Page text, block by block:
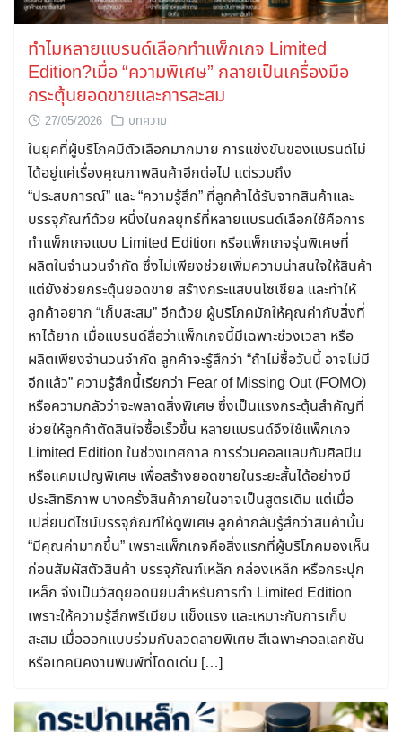
Search
for:
ทำไมหลายแบรนด์เลือกทำแพ็กเกจ Limited
Edition?เมื่อ “ความพิเศษ” กลายเป็นเครื่องมือ
กระตุ้นยอดขายและการสะสม
27/05/2026 บทความ
ในยุคที่ผู้บริโภคมีตัวเลือกมากมาย การแข่งขันของแบรนด์ไม่
ได้อยู่แค่เรื่องคุณภาพสินค้าอีกต่อไป แต่รวมถึง
“ประสบการณ์” และ “ความรู้สึก” ที่ลูกค้าได้รับจากสินค้าและ
บรรจุภัณฑ์ด้วย หนึ่งในกลยุทธ์ที่หลายแบรนด์เลือกใช้คือการ
ทำแพ็กเกจแบบ Limited Edition หรือแพ็กเกจรุ่นพิเศษที่
ผลิตในจำนวนจำกัด ซึ่งไม่เพียงช่วยเพิ่มความน่าสนใจให้สินค้า
แต่ยังช่วยกระตุ้นยอดขาย สร้างกระแสบนโซเชียล และทำให้
ลูกค้าอยาก “เก็บสะสม” อีกด้วย ผู้บริโภคมักให้คุณค่ากับสิ่งที่
หาได้ยาก เมื่อแบรนด์สื่อว่าแพ็กเกจนี้มีเฉพาะช่วงเวลา หรือ
ผลิตเพียงจำนวนจำกัด ลูกค้าจะรู้สึกว่า “ถ้าไม่ซื้อวันนี้ อาจไม่มี
อีกแล้ว” ความรู้สึกนี้เรียกว่า Fear of Missing Out (FOMO)
หรือความกลัวว่าจะพลาดสิ่งพิเศษ ซึ่งเป็นแรงกระตุ้นสำคัญที่
ช่วยให้ลูกค้าตัดสินใจซื้อเร็วขึ้น หลายแบรนด์จึงใช้แพ็กเกจ
Limited Edition ในช่วงเทศกาล การร่วมคอลแลบกับศิลปิน
หรือแคมเปญพิเศษ เพื่อสร้างยอดขายในระยะสั้นได้อย่างมี
ประสิทธิภาพ บางครั้งสินค้าภายในอาจเป็นสูตรเดิม แต่เมื่อ
เปลี่ยนดีไซน์บรรจุภัณฑ์ให้ดูพิเศษ ลูกค้ากลับรู้สึกว่าสินค้านั้น
“มีคุณค่ามากขึ้น” เพราะแพ็กเกจคือสิ่งแรกที่ผู้บริโภคมองเห็น
ก่อนสัมผัสตัวสินค้า บรรจุภัณฑ์เหล็ก กล่องเหล็ก หรือกระปุก
เหล็ก จึงเป็นวัสดุยอดนิยมสำหรับการทำ Limited Edition
เพราะให้ความรู้สึกพรีเมียม แข็งแรง และเหมาะกับการเก็บ
สะสม เมื่อออกแบบร่วมกับลวดลายพิเศษ สีเฉพาะคอลเลกชัน
หรือเทคนิคงานพิมพ์ที่โดดเด่น […]